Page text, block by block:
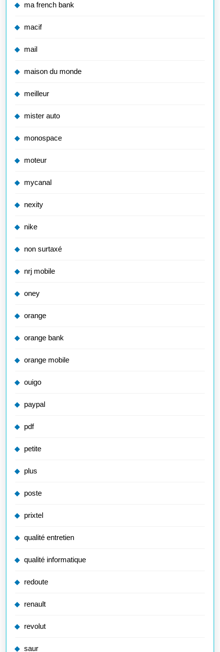
ma french bank
macif
mail
maison du monde
meilleur
mister auto
monospace
moteur
mycanal
nexity
nike
non surtaxé
nrj mobile
oney
orange
orange bank
orange mobile
ouigo
paypal
pdf
petite
plus
poste
prixtel
qualité entretien
qualité informatique
redoute
renault
revolut
saur